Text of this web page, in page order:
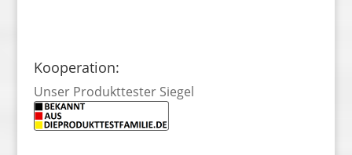
Kooperation:
Unser Produkttester Siegel